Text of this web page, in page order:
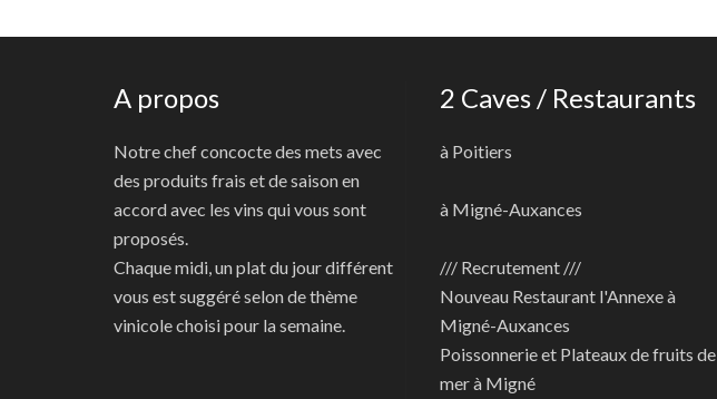
A propos
Notre chef concocte des mets avec
des produits frais et de saison en
accord avec les vins qui vous sont
proposés.
Chaque midi, un plat du jour différent
vous est suggéré selon de thème
vinicole choisi pour la semaine.
2 Caves / Restaurants
à Poitiers
à Migné-Auxances
/// Recrutement ///
Nouveau Restaurant l'Annexe à
Migné-Auxances
Poissonnerie et Plateaux de fruits de
mer à Migné